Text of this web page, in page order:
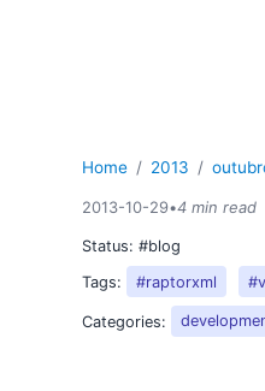
Home 2013
2013-10-29•4 min read
Status:#blog
Tags:
#raptorxml
Categories: